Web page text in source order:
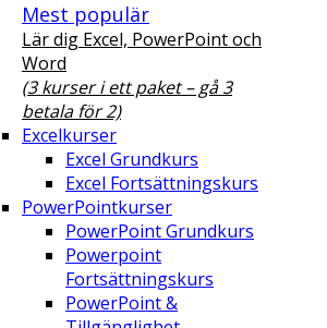
Mest populär
Lär dig Excel, PowerPoint och
Word
(3 kurser i ett paket – gå 3
betala för 2)
Excelkurser
Excel Grundkurs
Excel Fortsättningskurs
PowerPointkurser
PowerPoint Grundkurs
Powerpoint
Fortsättningskurs
PowerPoint &